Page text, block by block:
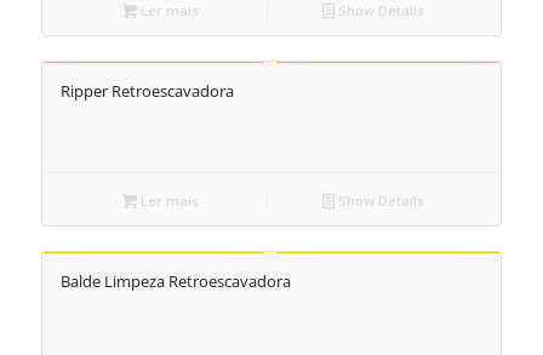
Ler mais Show Details
Ripper Retroescavadora
Ler mais Show Details
Balde Limpeza Retroescavadora